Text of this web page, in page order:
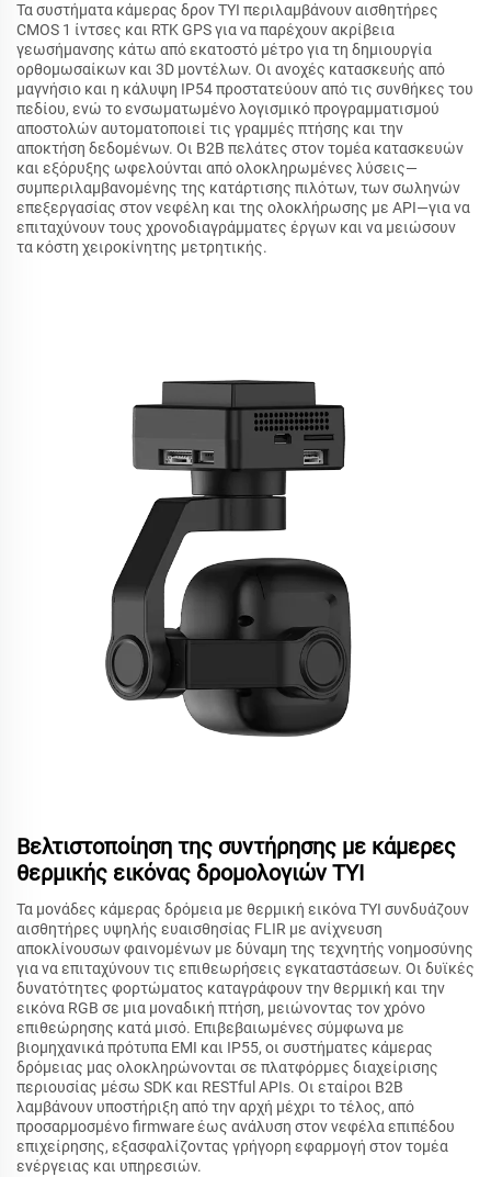
Τα συστήματα κάμερας δρον TYI περιλαμβάνουν αισθητήρες
CMOS 1 ίντσες και RTK GPS για να παρέχουν ακρίβεια
γεωσήμανσης κάτω από εκατοστό μέτρο για τη δημιουργία
ορθομωσαίκων και 3D μοντέλων. Οι ανοχές κατασκευής από
μαγνήσιο και η κάλυψη IP54 προστατεύουν από τις συνθήκες του
πεδίου, ενώ το ενσωματωμένο λογισμικό προγραμματισμού
αποστολών αυτοματοποιεί τις γραμμές πτήσης και την
αποκτήση δεδομένων. Οι B2B πελάτες στον τομέα κατασκευών
και εξόρυξης ωφελούνται από ολοκληρωμένες λύσεις—
συμπεριλαμβανομένης της κατάρτισης πιλότων, των σωληνών
επεξεργασίας στον νεφέλη και της ολοκλήρωσης με API—για να
επιταχύνουν τους χρονοδιαγράμματες έργων και να μειώσουν
τα κόστη χειροκίνητης μετρητικής.
Βελτιστοποίηση της συντήρησης με κάμερες
θερμικής εικόνας δρομολογιών TYI
Τα μονάδες κάμερας δρόμεια με θερμική εικόνα TYI συνδυάζουν
αισθητήρες υψηλής ευαισθησίας FLIR με ανίχνευση
αποκλίνουσων φαινομένων με δύναμη της τεχνητής νοημοσύνης
για να επιταχύνουν τις επιθεωρήσεις εγκαταστάσεων. Οι δυϊκές
δυνατότητες φορτώματος καταγράφουν την θερμική και την
εικόνα RGB σε μια μοναδική πτήση, μειώνοντας τον χρόνο
επιθεώρησης κατά μισό. Επιβεβαιωμένες σύμφωνα με
βιομηχανικά πρότυπα EMI και IP55, οι συστήματες κάμερας
δρόμειας μας ολοκληρώνονται σε πλατφόρμες διαχείρισης
περιουσίας μέσω SDK και RESTful APIs. Οι εταίροι B2B
λαμβάνουν υποστήριξη από την αρχή μέχρι το τέλος, από
προσαρμοσμένο firmware έως ανάλυση στον νεφέλα επιπέδου
επιχείρησης, εξασφαλίζοντας γρήγορη εφαρμογή στον τομέα
ενέργειας και υπηρεσιών.